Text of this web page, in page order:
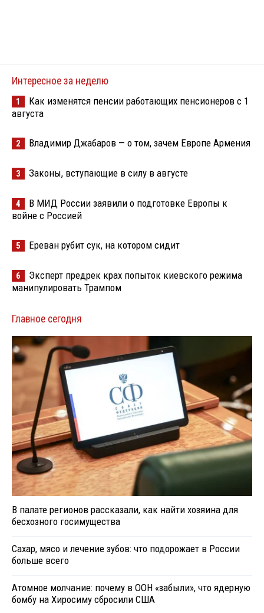
Интересное за неделю
1
Как изменятся пенсии работающих пенсионеров с 1
августа
2 Владимир Джабаров — о том, зачем Европе Армения
3 Законы, вступающие в силу в августе
4
В МИД России заявили о подготовке Европы к
войне с Россией
5 Ереван рубит сук, на котором сидит
6
Эксперт предрек крах попыток киевского режима
манипулировать Трампом
Главное сегодня
В палате регионов рассказали, как найти хозяина для
бесхозного госимущества
Сахар, мясо и лечение зубов: что подорожает в России
больше всего
Атомное молчание: почему в ООН «забыли», что ядерную
бомбу на Хиросиму сбросили США